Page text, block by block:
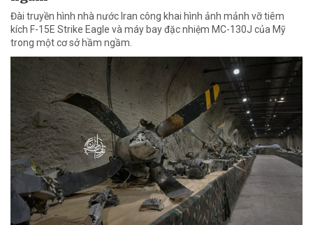
Đài truyền hình nhà nước Iran công khai hình ảnh mảnh vỡ tiêm
kích F-15E Strike Eagle và máy bay đặc nhiệm MC-130J của Mỹ
trong một cơ sở hầm ngầm.